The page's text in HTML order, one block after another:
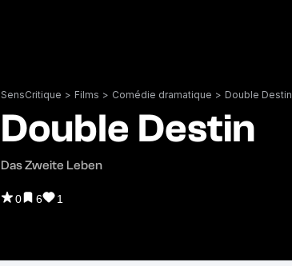
SensCritique > Films > Comédie dramatique > Double Destin
Double Destin
Das Zweite Leben
0 6 1